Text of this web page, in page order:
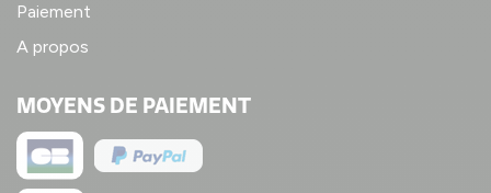
Paiement
A propos
MOYENS DE PAIEMENT